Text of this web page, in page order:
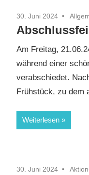
30. Juni 2024
Am Freitag,
während einer
verabschiedet.
Frühstück, zu dem
Weiterlesen
30. Juni 2024